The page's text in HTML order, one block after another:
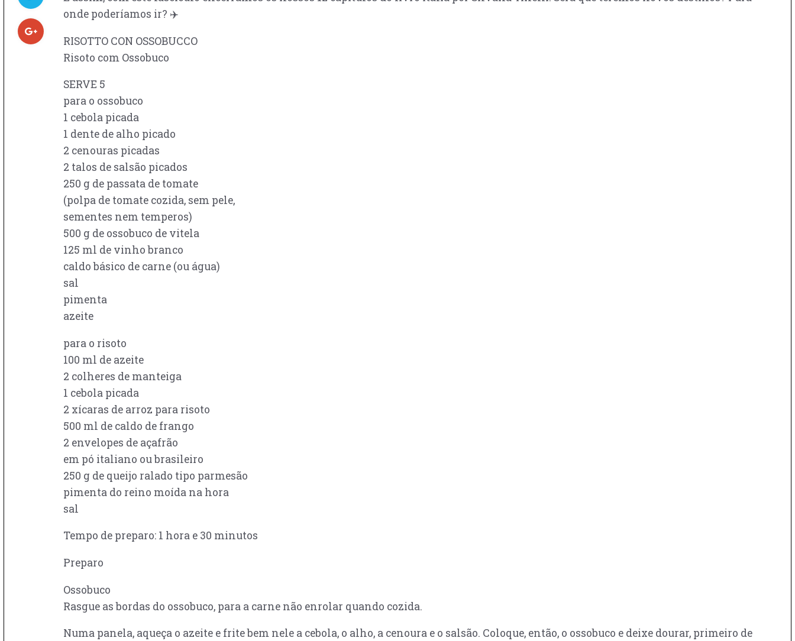
onde poderíamos ir? ✈️
RISOTTO CON OSSOBUCCO
Risoto com Ossobuco
SERVE 5
para o ossobuco
1 cebola picada
1 dente de alho picado
2 cenouras picadas
2 talos de salsão picados
250 g de passata de tomate
(polpa de tomate cozida, sem pele,
sementes nem temperos)
500 g de ossobuco de vitela
125 ml de vinho branco
caldo básico de carne (ou água)
sal
pimenta
azeite
para o risoto
100 ml de azeite
2 colheres de manteiga
1 cebola picada
2 xícaras de arroz para risoto
500 ml de caldo de frango
2 envelopes de açafrão
em pó italiano ou brasileiro
250 g de queijo ralado tipo parmesão
pimenta do reino moída na hora
sal
Tempo de preparo: 1 hora e 30 minutos
Preparo
Ossobuco
Rasgue as bordas do ossobuco, para a carne não enrolar quando cozida.
Numa panela, aqueça o azeite e frite bem nele a cebola, o alho, a cenoura e o salsão. Coloque, então, o ossobuco e deixe dourar, primeiro de